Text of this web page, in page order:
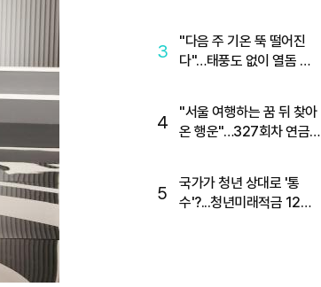
3
"다음 주 기온 뚝 떨어진
다"…태풍도 없이 열돔 박
4
"서울 여행하는 꿈 뒤 찾아
온 행운"…327회차 연금
5
국가가 청년 상대로 '통
수'?...청년미래적금 12%